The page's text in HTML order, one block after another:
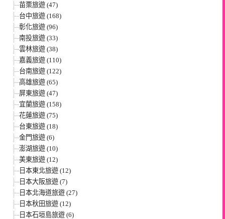
苗栗旅遊 (47)
台中旅遊 (168)
彰化旅遊 (96)
南投旅遊 (33)
雲林旅遊 (38)
嘉義旅遊 (110)
台南旅遊 (122)
高雄旅遊 (65)
屏東旅遊 (47)
宜蘭旅遊 (158)
花蓮旅遊 (75)
台東旅遊 (18)
金門旅遊 (6)
澎湖旅遊 (10)
美東旅遊 (12)
日本東北旅遊 (12)
日本大阪旅遊 (7)
日本北海道旅遊 (27)
日本秋田旅遊 (12)
日本石垣島旅遊 (6)